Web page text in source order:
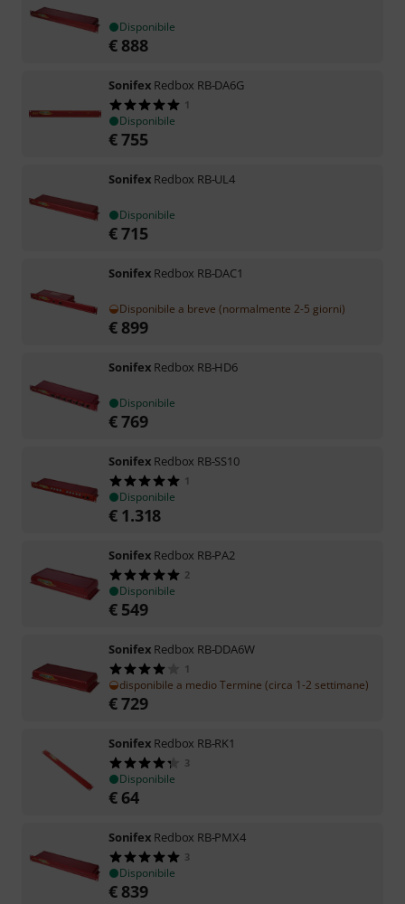
Disponibile
€ 888
Sonifex Redbox RB-DA6G
1
Disponibile
€755
Sonifex Redbox RB-UL4
Disponibile
€715
Sonifex Redbox RB-DAC1
Disponibile a breve (normalmente 2-5 giorni)
€ 899
Sonifex Redbox RB-HD6
Disponibile
€769
Sonifex Redbox RB-SS10
1
Disponibile
€ 1.318
Sonifex Redbox RB-PA2
2
Disponibile
€ 549
Sonifex Redbox RB-DDA6W
1
disponibile a medio Termine (circa 1-2 settimane)
€729
Sonifex Redbox RB-RK1
3
Disponibile
€ 64
Sonifex Redbox RB-PMX4
3
Disponibile
€ 839